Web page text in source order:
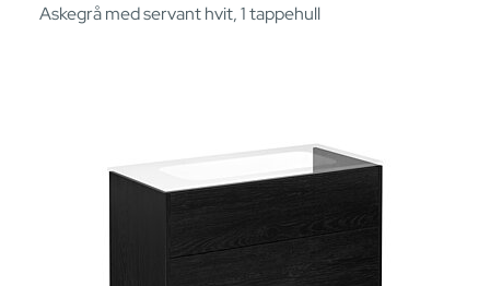
Askegrå med servant hvit, 1 tappehull